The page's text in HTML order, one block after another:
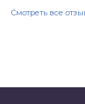
Смотреть все